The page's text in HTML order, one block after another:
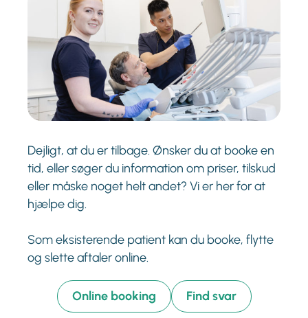
Dejligt, at du er tilbage. Ønsker du at booke en
tid, eller søger du information om priser, tilskud
eller måske noget helt andet? Vi er her for at
hjælpe dig.
Som eksisterende patient kan du booke, flytte
og slette aftaler online.
Online booking Find svar